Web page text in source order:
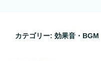
カテゴリー: 効果音・BGM